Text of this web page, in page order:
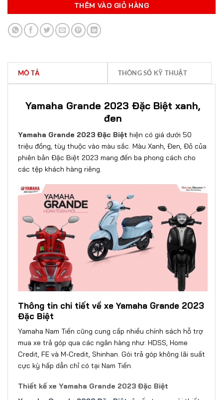
THÊM VÀO GIỎ HÀNG
MÔ TẢ THÔNG SỐ KỸ THUẬT
Yamaha Grande 2023 Đặc Biệt xanh,
đen
Yamaha Grande 2023 Đặc Biệt hiện có giá dưới 50
triệu đồng, tùy thuộc vào màu sắc. Màu Xanh, Đen, Đỏ của
phiên bản Đặc Biệt 2023 mang đến ba phong cách cho
các tệp khách hàng riêng.
Thông tin chi tiết về xe Yamaha Grande 2023
Đặc Biệt
Yamaha Nam Tiến cũng cung cấp nhiều chính sách hỗ trợ
mua xe trả góp qua các ngân hàng như: HDSS, Home
Credit, FE và M-Credit, Shinhan. Gói trả góp không lãi suất
cực kỳ hấp dẫn chỉ có tại Nam Tiến.
Thiết kế xe Yamaha Grande 2023 Đặc Biệt